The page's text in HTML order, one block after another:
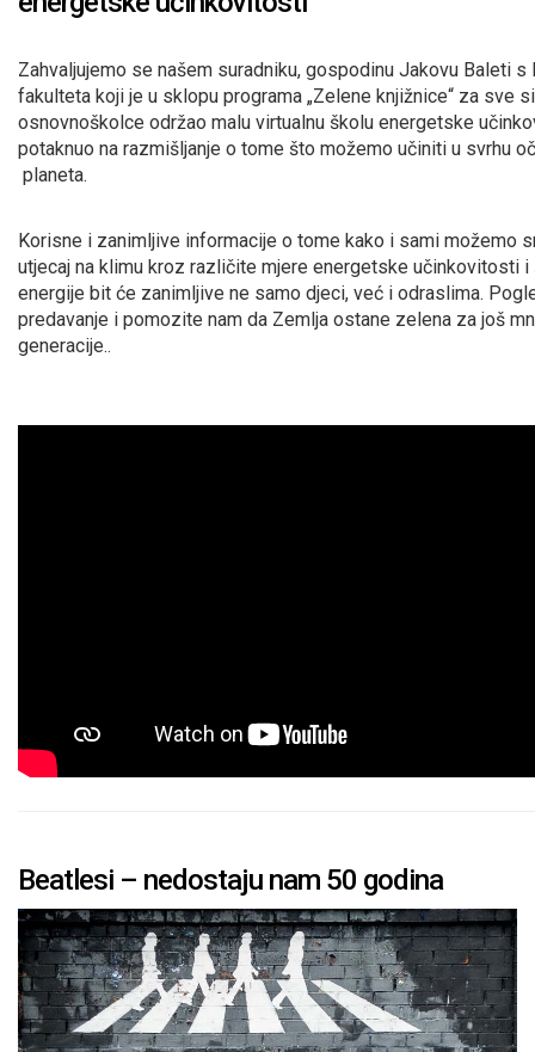
Zahvaljujemo se našem suradniku, gospodinu Jakovu Baleti s
fakulteta koji je u sklopu programa „Zelene knjižnice“ za sve
osnovnoškolce održao malu virtualnu školu energetske
potaknuo na razmišljanje o tome što možemo učiniti u svrhu
planeta.
Korisne i zanimljive informacije o tome kako i sami možemo
utjecaj na klimu kroz različite mjere energetske učinkovitosti i
energije bit će zanimljive ne samo djeci, već i odraslima.
predavanje i pomozite nam da Zemlja ostane zelena za još
generacije..
Beatlesi – nedostaju nam 50 godina